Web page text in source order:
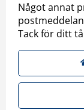
Något annat
Tack för ditt